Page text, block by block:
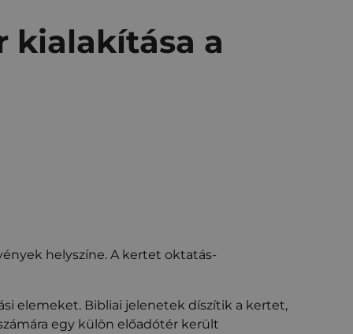
kialakítása a
helyszíne. A kertet oktatás-
elemeket. Bibliai jelenetek díszítik a kertet,
egy külön előadótér került